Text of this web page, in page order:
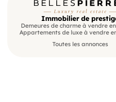
Immobilier de
Demeures de charme à vendre
Appartements de luxe à vendre
Toutes les annonces